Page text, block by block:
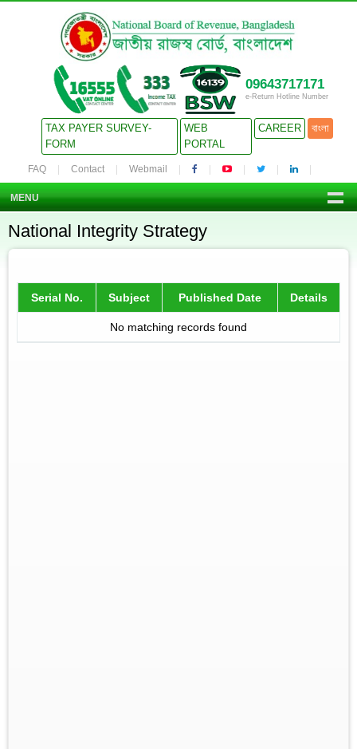
09643717171
e-Return Hotline Number
TAX PAYER SURVEY-
FORM
WEB
PORTAL
CAREER বাংলা
FAQ Contact Webmail
MENU
National Integrity Strategy
Serial No. Subject Published Date Details
No matching records found